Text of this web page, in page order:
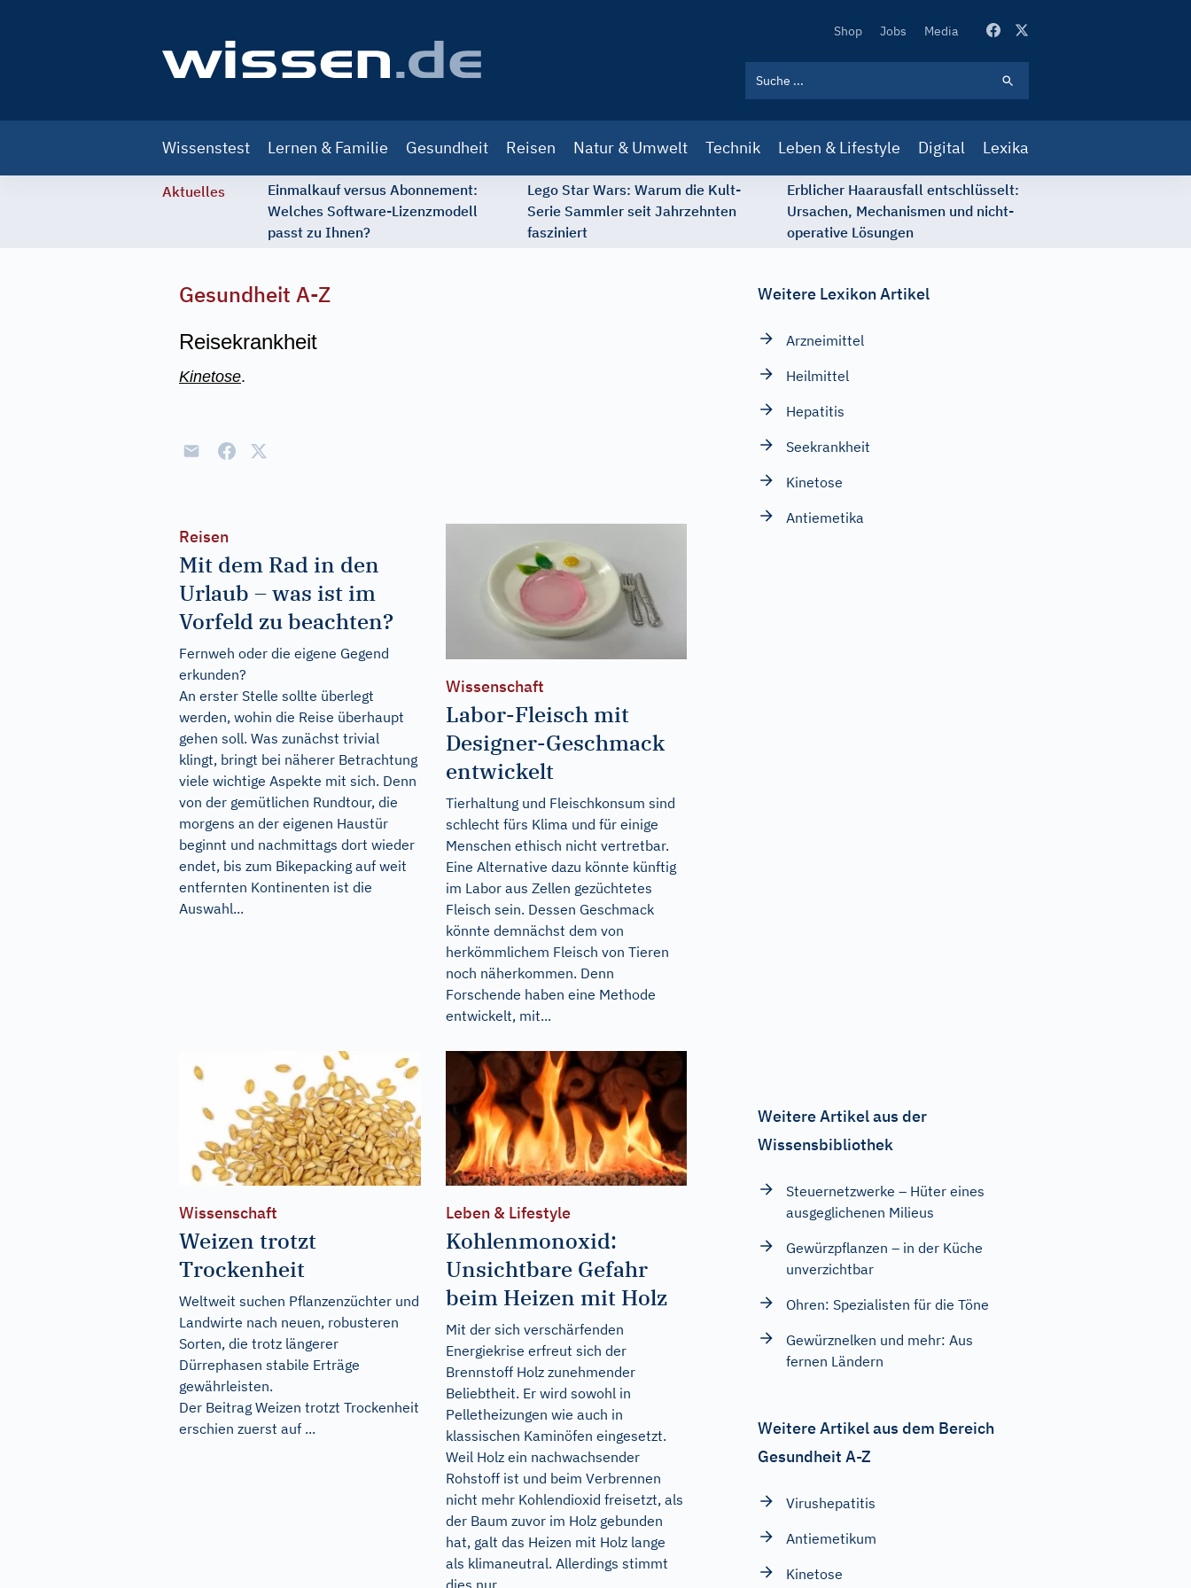
Secondary
Shop Jobs Media
navigation
Wissenstest Lernen & Familie Gesundheit Reisen Natur & Umwelt Technik Leben & Lifestyle Digital Lexika
Aktuelles
Einmalkauf versus Abonnement:
Welches Software-Lizenzmodell
passt zu Ihnen?
Lego Star Wars: Warum die Kult-
Serie Sammler seit Jahrzehnten
fasziniert
Erblicher Haarausfall entschlüsselt:
Ursachen, Mechanismen und nicht-
operative Lösungen
Gesundheit A-Z
Reisekrankheit
Kinetose.
Reisen
Mit dem Rad in den
Urlaub – was ist im
Vorfeld zu beachten?
Fernweh oder die eigene Gegend
erkunden?
An erster Stelle sollte überlegt
werden, wohin die Reise überhaupt
gehen soll. Was zunächst trivial
klingt, bringt bei näherer Betrachtung
viele wichtige Aspekte mit sich. Denn
von der gemütlichen Rundtour, die
morgens an der eigenen Haustür
beginnt und nachmittags dort wieder
endet, bis zum Bikepacking auf weit
entfernten Kontinenten ist die
Auswahl...
Wissenschaft
Labor-Fleisch mit
Designer-Geschmack
entwickelt
Tierhaltung und Fleischkonsum sind
schlecht fürs Klima und für einige
Menschen ethisch nicht vertretbar.
Eine Alternative dazu könnte künftig
im Labor aus Zellen gezüchtetes
Fleisch sein. Dessen Geschmack
könnte demnächst dem von
herkömmlichem Fleisch von Tieren
noch näherkommen. Denn
Forschende haben eine Methode
entwickelt, mit...
Wissenschaft
Weizen trotzt
Trockenheit
Weltweit suchen Pflanzenzüchter und
Landwirte nach neuen, robusteren
Sorten, die trotz längerer
Dürrephasen stabile Erträge
gewährleisten.
Der Beitrag Weizen trotzt Trockenheit
erschien zuerst auf ...
Leben & Lifestyle
Kohlenmonoxid:
Unsichtbare Gefahr
beim Heizen mit Holz
Mit der sich verschärfenden
Energiekrise erfreut sich der
Brennstoff Holz zunehmender
Beliebtheit. Er wird sowohl in
Pelletheizungen wie auch in
klassischen Kaminöfen eingesetzt.
Weil Holz ein nachwachsender
Rohstoff ist und beim Verbrennen
nicht mehr Kohlendioxid freisetzt, als
der Baum zuvor im Holz gebunden
hat, galt das Heizen mit Holz lange
als klimaneutral. Allerdings stimmt
Weitere Lexikon Artikel
Arzneimittel
Heilmittel
Hepatitis
Seekrankheit
Kinetose
Antiemetika
Weitere Artikel aus der
Wissensbibliothek
Steuernetzwerke – Hüter eines
ausgeglichenen Milieus
Gewürzpflanzen – in der Küche
unverzichtbar
Ohren: Spezialisten für die Töne
Gewürznelken und mehr: Aus
fernen Ländern
Weitere Artikel aus dem Bereich
Gesundheit A-Z
Virushepatitis
Antiemetikum
Kinetose